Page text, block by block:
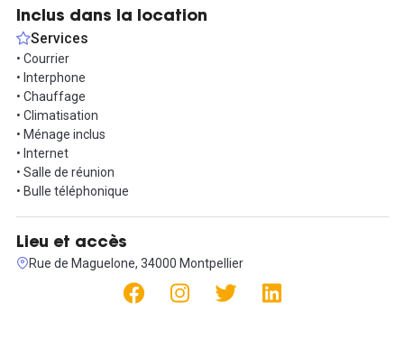
Cocktail dinatoire / sur devis
N'attendez plus et soyez le prochain locataire !
Inclus dans la location
Services
• Courrier
• Interphone
• Chauffage
• Climatisation
• Ménage inclus
• Internet
• Salle de réunion
• Bulle téléphonique
Lieu et accès
Rue de Maguelone, 34000 Montpellier